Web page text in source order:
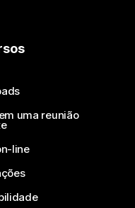
uma reunião
line